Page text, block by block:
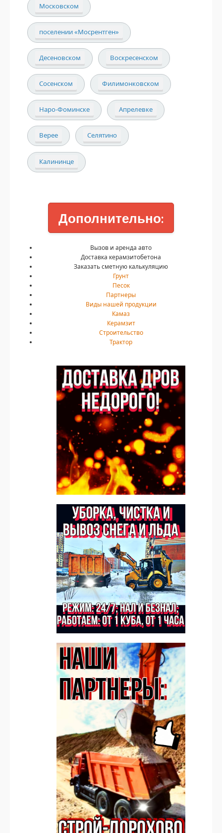
Московском
поселении «Мосрентген»
Десеновском Воскресенском
Сосенском Филимонковском
Наро-Фоминске Апрелевке
Верее Селятино
Калининце
Дополнительно:
Вызов и аренда авто
Доставка керамзитобетона
Заказать сметную калькуляцию
Грунт
Песок
Партнеры
Виды нашей продукции
Камаз
Керамзит
Строительство
Трактор